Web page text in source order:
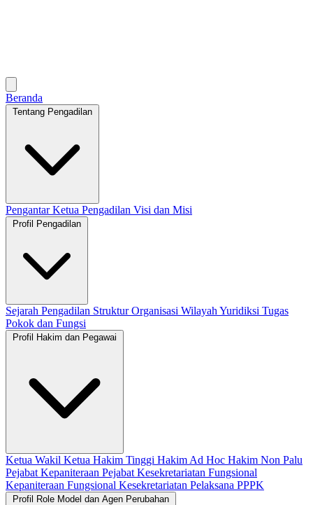
Beranda
Tentang Pengadilan
Pengantar Ketua Pengadilan Visi dan Misi
Profil Pengadilan
Sejarah Pengadilan Struktur Organisasi Wilayah Yuridiksi Tugas
Pokok dan Fungsi
Profil Hakim dan Pegawai
Ketua Wakil Ketua Hakim Tinggi Hakim Ad Hoc Hakim Non Palu
Pejabat Kepaniteraan Pejabat Kesekretariatan Fungsional
Kepaniteraan Fungsional Kesekretariatan Pelaksana PPPK
Profil Role Model dan Agen Perubahan